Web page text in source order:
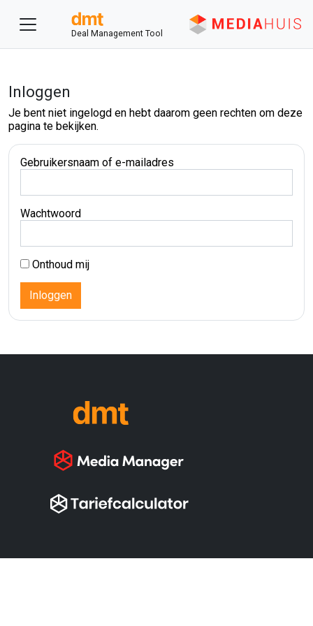
Deal Management Tool
Inloggen
Je bent niet ingelogd en hebt daarom geen rechten om deze
pagina te bekijken.
Gebruikersnaam of e-mailadres
Wachtwoord
Onthoud mij